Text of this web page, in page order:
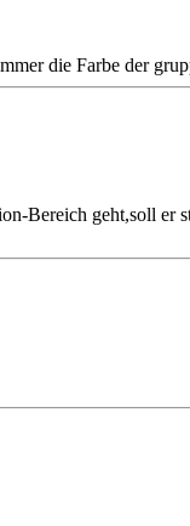
die Farbe der
Bereich geht,soll